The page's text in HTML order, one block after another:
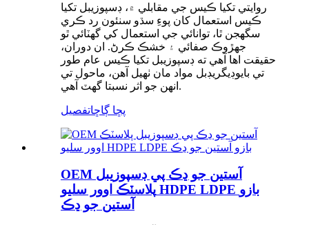
روايتي تکيا ڪيس جي مقابلي ۾، ڊسپوزيبل تکيا
ڪيس استعمال کان پوءِ سڌو سنئون رد ڪري
سگھجن ٿا، توانائي جي استعمال کي گھٽائي ٿو
جهڙوڪ صفائي ۽ خشڪ ڪرڻ. ان دوران،
حقيقت اها آهي ته ڊسپوزيبل تکيا ڪيس عام طور
تي بايوڊيگريڊبل مواد مان ٺهيل آهن، ماحول تي
انهن جو اثر نسبتا گهٽ آهي.
پڇا ڳاڇاتفصيل
OEM آستين جو ڍڪ پي ڊسپوزيبل
پلاسٽڪ اوور سليو HDPE LDPE بازو
آستين جو ڍڪ